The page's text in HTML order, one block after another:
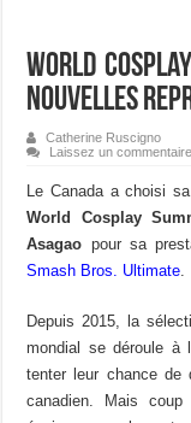
World
nouvelles
Catherine Ruscigno
Laissez un commentaire
Le Canada a choisi
World Cosplay
Asagao pour sa
Smash Bros. Ultimate
Depuis 2015, la
mondial se déroule à
tenter leur chance de
canadien. Mais